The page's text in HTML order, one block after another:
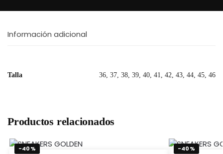
Información adicional
Talla 36, 37, 38, 39, 40, 41, 42, 43, 44, 45, 46
Productos relacionados
-40% -40%